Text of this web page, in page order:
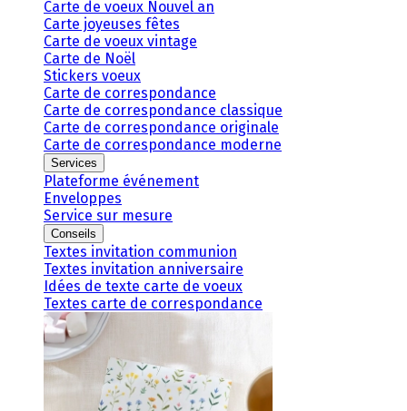
Carte de voeux Nouvel an
Carte joyeuses fêtes
Carte de voeux vintage
Carte de Noël
Stickers voeux
Carte de correspondance
Carte de correspondance classique
Carte de correspondance originale
Carte de correspondance moderne
Services
Plateforme événement
Enveloppes
Service sur mesure
Conseils
Textes invitation communion
Textes invitation anniversaire
Idées de texte carte de voeux
Textes carte de correspondance